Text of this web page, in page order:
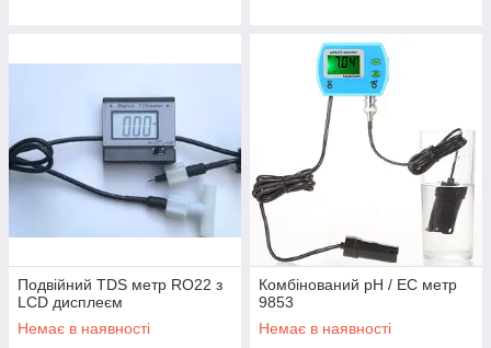
Подвійний TDS метр RO22 з
LCD дисплеєм
Немає в наявності
Комбінований pH / EC метр
9853
Немає в наявності